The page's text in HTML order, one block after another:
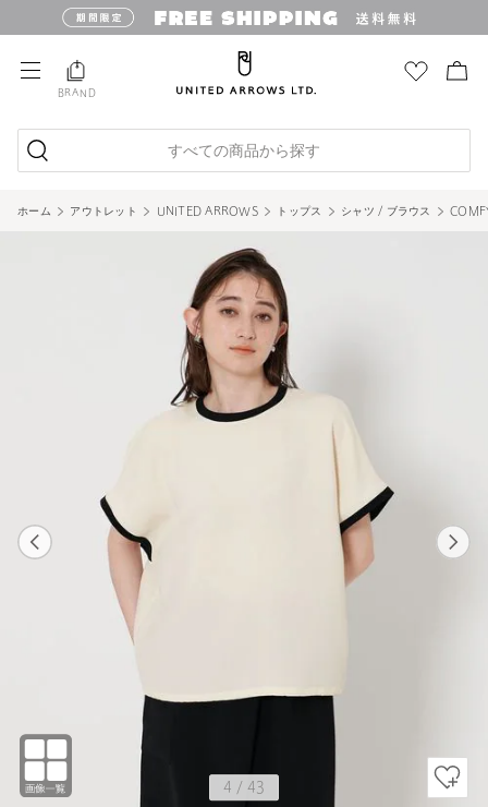
BRAND
すべての商品から探す
ホーム アウトレット UNITED ARROWS トップス シャツ / ブラウス
4 / 43